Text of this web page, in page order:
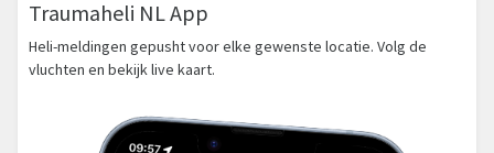
Traumaheli NL App
Heli-meldingen gepusht voor elke gewenste locatie. Volg de
vluchten en bekijk live kaart.